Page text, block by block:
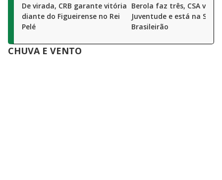
De virada, CRB garante vitória
diante do Figueirense no Rei
Pelé
Berola faz três, CSA vence
Juventude e está na Série
Brasileirão
CHUVA E VENTO